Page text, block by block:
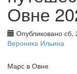
Овне
Опубликовано сб,
Вероника Ильина
Марс в Овне